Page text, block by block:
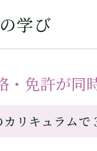
学び
・免許が同
リキュラムで